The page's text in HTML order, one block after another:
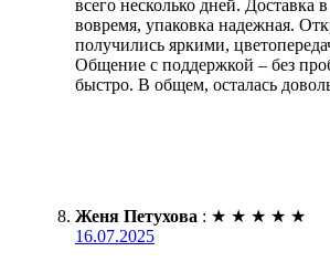
всего несколько дней. Доставка
вовремя, упаковка надежная.
получились яркими,
Общение с поддержкой – без
быстро. В общем, осталась
Женя Петухова : ★ ★ ★ ★ ★
16.07.2025